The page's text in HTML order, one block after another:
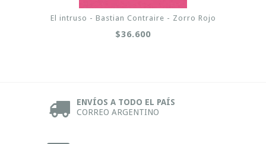
El intruso - Bastian Contraire - Zorro Rojo
$36.600
ENVÍOS A TODO EL PAÍS
CORREO ARGENTINO